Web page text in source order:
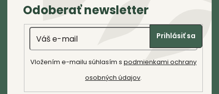
y
v
p
i
s
u
Odoberať newsletter
Email
Vložením e-mailu súhlasím s podmienkami ochrany
osobných údajov.
Prihlásiť sa